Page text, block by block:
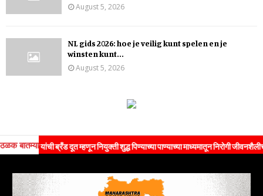
August 5, 2026
NL gids 2026: hoe je veilig kunt spelen en je
winsten kunt...
August 5, 2026
ठळक बातम्या
ब्रँड दूत म्हणून नियुक्ती शुद्ध पिण्याच्या पाण्याच्या माध्यमातून निरोगी जीवनशैलीचा संदेश